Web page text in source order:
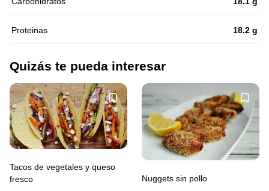
Proteinas 18.2 g
Quizás te pueda interesar
Tacos de vegetales y queso
fresco
Nuggets sin pollo